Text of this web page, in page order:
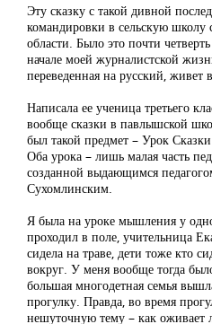
Эту сказку с такой дивной
командировки в сельскую
области. Было это почти
начале моей журналистской
переведенная на русский, живет
Написала ее ученица третьего
вообще сказки в павлышской
был такой предмет – Урок
Оба урока – лишь малая часть
созданной выдающимся
Сухомлинским.
Я была на уроке мышления у
проходил в поле, учительница
сидела на траве, дети тоже кто
вокруг. У меня вообще тогда
большая многодетная семья
прогулку. Правда, во время
нешуточную тему – как оживает